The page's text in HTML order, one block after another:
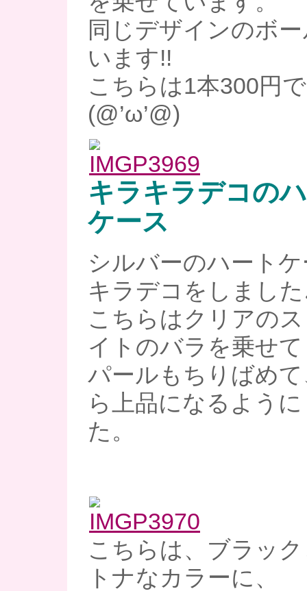
同じデザインのボ
います!!
こちらは1本300円
(@’ω’@)
キラキラデコの
ケース
シルバーのハート
キラデコをしました
こちらはクリアの
イトのバラを乗せて
パールもちりばめ
ら上品になるよう
た。
こちらは、ブラッ
トナなカラーに、